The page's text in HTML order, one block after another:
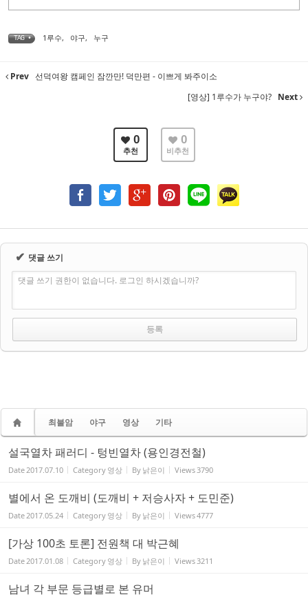
TAG • 1루수, 야구, 누구
Prev 선덕여왕 캠페인 잠깐만! 덕만편 - 이쁘게 봐주이소
[영상] 1루수가 누구야? Next
0
추천
0
비추천
✔ 댓글 쓰기
댓글 쓰기 권한이 없습니다. 로그인 하시겠습니까?
최불암 야구 영상 기타
설국열차 패러디 - 텅빈열차 (용인경전철)
Date2017.07.10 Category 영상 By 낡은이 Views3790
별에서 온 도깨비 (도깨비 + 저승사자 + 도민준)
Date2017.05.24 Category 영상 By 낡은이 Views4777
[가상 100초 토론] 전원책 대 박근혜
Date2017.01.08 Category 영상 By 낡은이 Views3211
남녀 각 부문 등급별로 본 유머